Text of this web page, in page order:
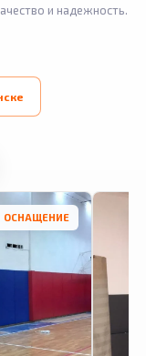
и надежность.
ОСНАЩЕНИЕ